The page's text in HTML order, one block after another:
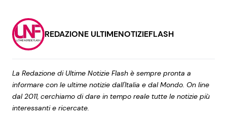
REDAZIONE ULTIMENOTIZIEFLASH
La Redazione di Ultime Notizie Flash è sempre pronta a
informare con le ultime notizie dall'Italia e dal Mondo. On line
dal 2011, cerchiamo di dare in tempo reale tutte le notizie più
interessanti e ricercate.